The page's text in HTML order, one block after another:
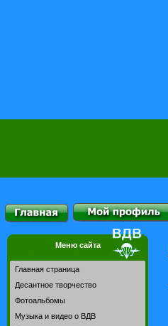
Меню сайта
Главная страница
Десантное творчество
Фотоальбомы
Музыка и видео о ВДВ